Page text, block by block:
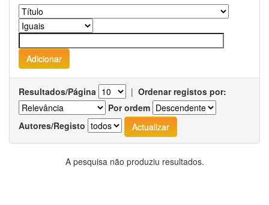
Resultados/Página | Ordenar registos por:
Por ordem
Autores/Registo
A pesquisa não produziu resultados.